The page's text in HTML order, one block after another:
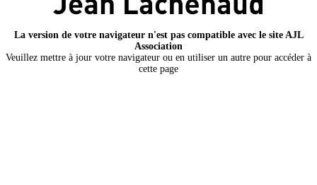
La version de votre navigateur n'est pas compatible avec le site AJL
Association
Veuillez mettre à jour votre navigateur ou en utiliser un autre pour accéder à
cette page